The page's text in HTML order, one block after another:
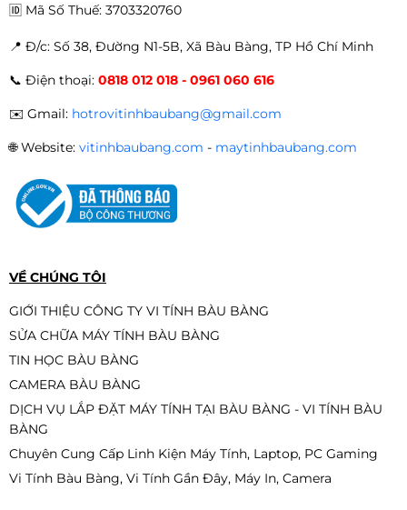
12700k \ RTX 4070 12G\ MSI Z690 \
Liên hệ
PC Gaming Full White | Intel i5
12400F \ RTX 3060 12G\ B760M\
🆔 Mã Số Thuế: 3703320760
📍 Đ/c: Số 38, Đường N1-5B, Xã Bàu Bàng, TP Hồ Chí Minh
📞 Điện thoại: 0818 012 018 - 0961 060 616
✉️ Gmail: hotrovitinhbaubang@gmail.com
🌐Website: vitinhbaubang.com - maytinhbaubang.com
VỀ CHÚNG TÔI
GIỚI THIỆU CÔNG TY VI TÍNH BÀU BÀNG
SỬA CHỮA MÁY TÍNH BÀU BÀNG
TIN HỌC BÀU BÀNG
CAMERA BÀU BÀNG
DỊCH VỤ LẮP ĐẶT MÁY TÍNH TẠI BÀU BÀNG - VI TÍNH BÀU
BÀNG
Chuyên Cung Cấp Linh Kiện Máy Tính, Laptop, PC Gaming
Vi Tính Bàu Bàng, Vi Tính Gần Đây, Máy In, Camera